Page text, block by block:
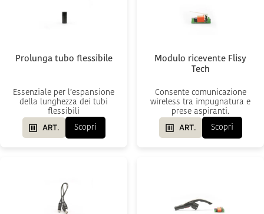
Prolunga tubo flessibile
Essenziale per l’espansione
della lunghezza dei tubi
flessibili
ART. Scopri
Modulo ricevente Flisy
Tech
Consente comunicazione
wireless tra impugnatura e
prese aspiranti.
ART. Scopri